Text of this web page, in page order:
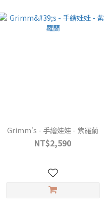
Grimm's - 手繪娃娃 - 紫羅蘭
NT$2,590